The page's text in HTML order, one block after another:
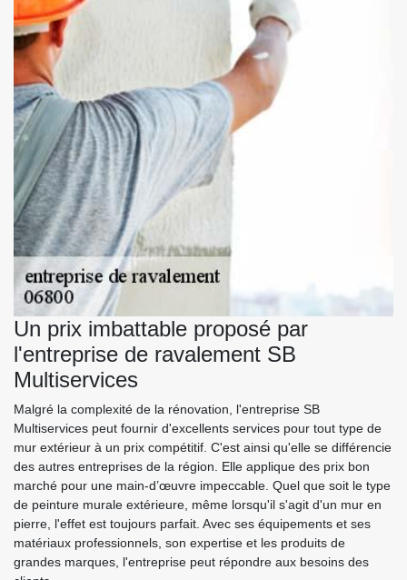
Un prix imbattable proposé par
l'entreprise de ravalement SB
Multiservices
Malgré la complexité de la rénovation, l'entreprise SB
Multiservices peut fournir d'excellents services pour tout type de
mur extérieur à un prix compétitif. C'est ainsi qu'elle se différencie
des autres entreprises de la région. Elle applique des prix bon
marché pour une main-d’œuvre impeccable. Quel que soit le type
de peinture murale extérieure, même lorsqu'il s'agit d'un mur en
pierre, l'effet est toujours parfait. Avec ses équipements et ses
matériaux professionnels, son expertise et les produits de
grandes marques, l'entreprise peut répondre aux besoins des